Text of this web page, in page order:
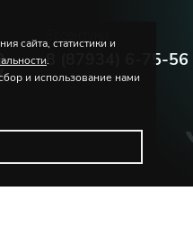
болеро
8 (87934) 6-75-56
сайта, статистики и
.
и использование нами